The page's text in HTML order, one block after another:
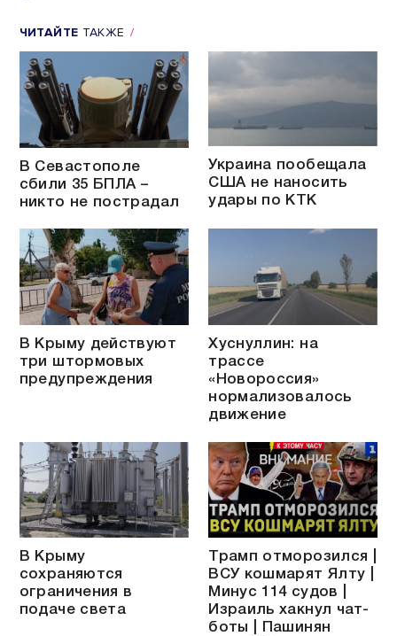
ЧИТАЙТЕ ТАКЖЕ
В Севастополе
сбили 35 БПЛА –
никто не пострадал
Украина пообещала
США не наносить
удары по КТК
В Крыму действуют
три штормовых
предупреждения
Хуснуллин: на
трассе
«Новороссия»
нормализовалось
движение
В Крыму
сохраняются
ограничения в
подаче света
Трамп отморозился |
ВСУ кошмарят Ялту |
Минус 114 судов |
Израиль хакнул чат-
боты | Пашинян